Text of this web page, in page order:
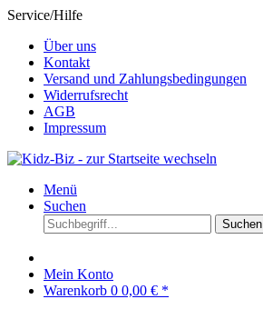
Service/Hilfe
Über uns
Kontakt
Versand und Zahlungsbedingungen
Widerrufsrecht
AGB
Impressum
Menü
Suchen
Suchen
Mein Konto
Warenkorb 0 0,00 € *